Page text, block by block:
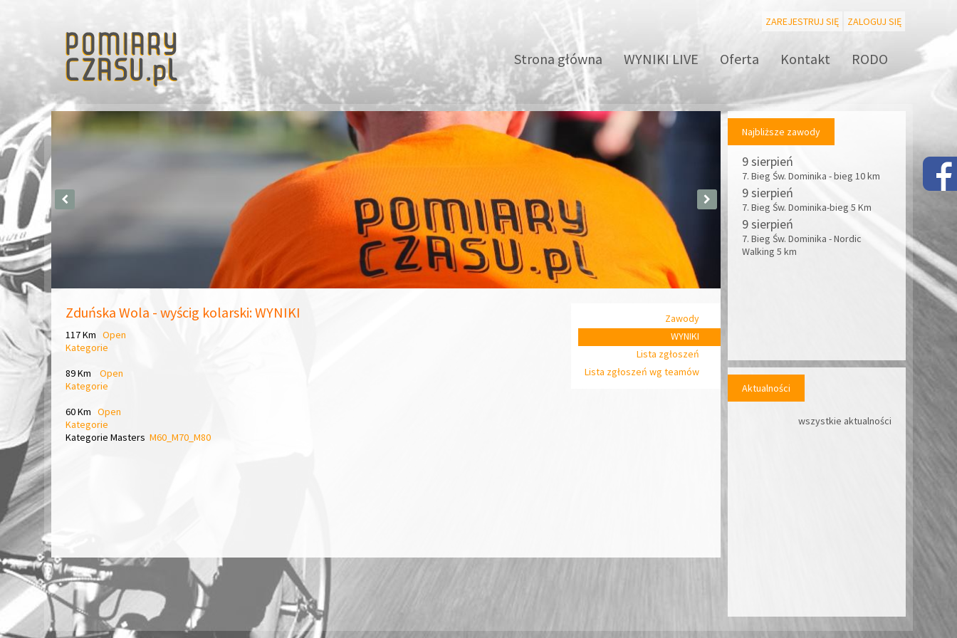
ZAREJESTRUJ SIĘ ZALOGUJ SIĘ
Strona główna WYNIKI LIVE Oferta Kontakt RODO
Najbliższe zawody
9 sierpień
7. Bieg Św. Dominika - bieg 10 km
9 sierpień
7. Bieg Św. Dominika-bieg 5 Km
9 sierpień
7. Bieg Św. Dominika - Nordic
Walking 5 km
Aktualności
wszystkie aktualności
Zawody
WYNIKI
Lista zgłoszeń
Lista zgłoszeń wg teamów
Zduńska Wola - wyścig kolarski: WYNIKI
117 Km Open
Kategorie
89 Km Open
Kategorie
60 Km Open
Kategorie
Kategorie Masters M60_M70_M80